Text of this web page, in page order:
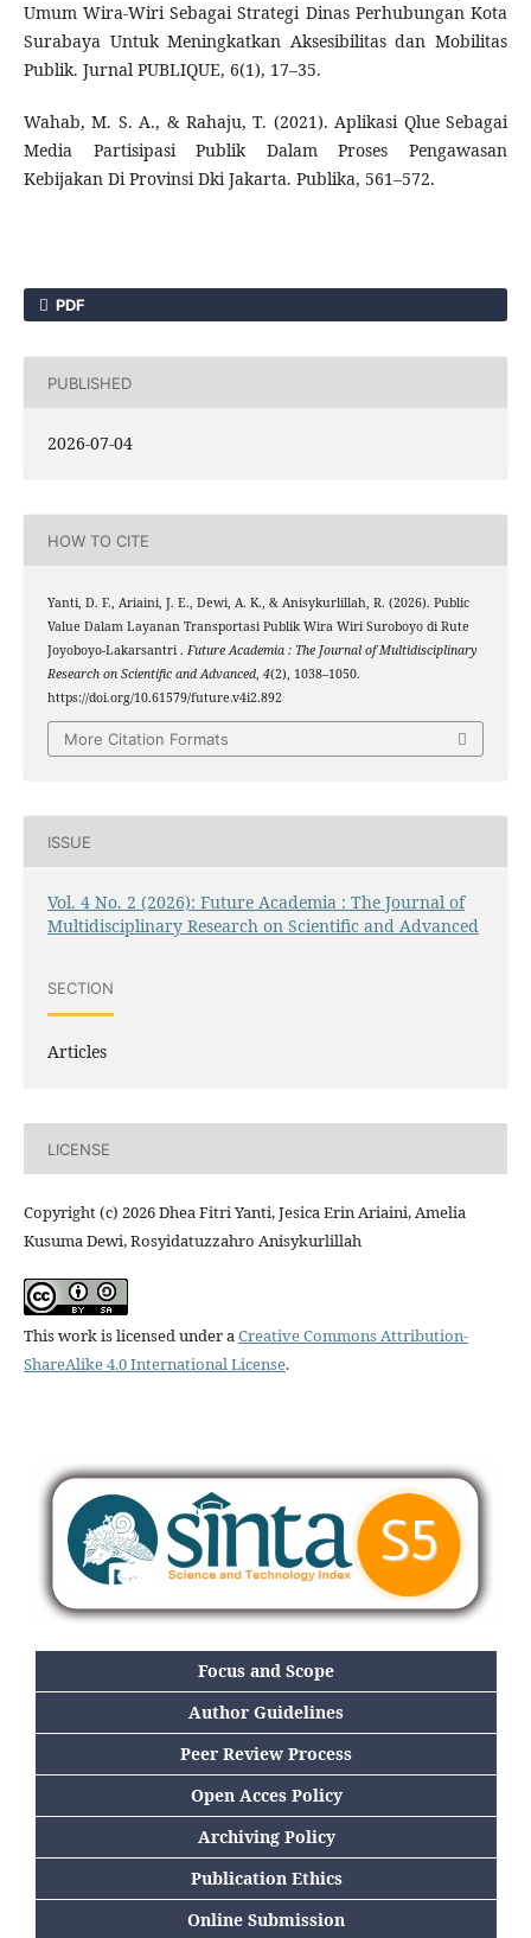
Umum Wira-Wiri Sebagai Strategi Dinas Perhubungan Kota
Surabaya Untuk Meningkatkan Aksesibilitas dan Mobilitas
Publik. Jurnal PUBLIQUE, 6(1), 17–35.
Wahab, M. S. A., & Rahaju, T. (2021). Aplikasi Qlue Sebagai
Media Partisipasi Publik Dalam Proses Pengawasan
Kebijakan Di Provinsi Dki Jakarta. Publika, 561–572.
PDF
PUBLISHED
2026-07-04
HOW TO CITE
Yanti, D. F., Ariaini, J. E., Dewi, A. K., & Anisykurlillah, R. (2026). Public
Value Dalam Layanan Transportasi Publik Wira Wiri Suroboyo di Rute
Joyoboyo-Lakarsantri . Future Academia : The Journal of Multidisciplinary
Research on Scientific and Advanced, 4(2), 1038–1050.
https://doi.org/10.61579/future.v4i2.892
More Citation Formats
ISSUE
Vol. 4 No. 2 (2026): Future Academia : The Journal of
Multidisciplinary Research on Scientific and Advanced
SECTION
Articles
LICENSE
Copyright (c) 2026 Dhea Fitri Yanti, Jesica Erin Ariaini, Amelia
Kusuma Dewi, Rosyidatuzzahro Anisykurlillah
This work is licensed under aCreative Commons Attribution-
ShareAlike 4.0 International License.
Focus and Scope
Author Guidelines
Peer Review Process
Open Acces Policy
Archiving Policy
Publication Ethics
Online Submission